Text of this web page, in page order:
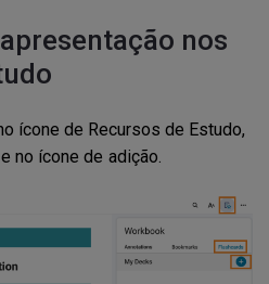
nos
ícone de Recursos de Estudo,
e no ícone de adição.